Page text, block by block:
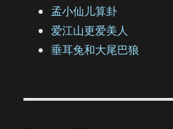
孟小仙儿算卦
爱江山更爱美人
垂耳兔和大尾巴狼